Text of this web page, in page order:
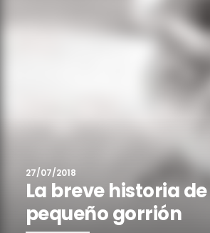
27/07/2018
La breve historia
pequeño gorrión